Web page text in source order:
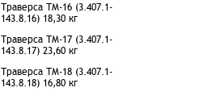
Траверса ТМ-16 (3.407.1-
143.8.16) 18,30 кг
Траверса ТМ-17 (3.407.1-
143.8.17) 23,60 кг
Траверса ТМ-18 (3.407.1-
143.8.18) 16,80 кг